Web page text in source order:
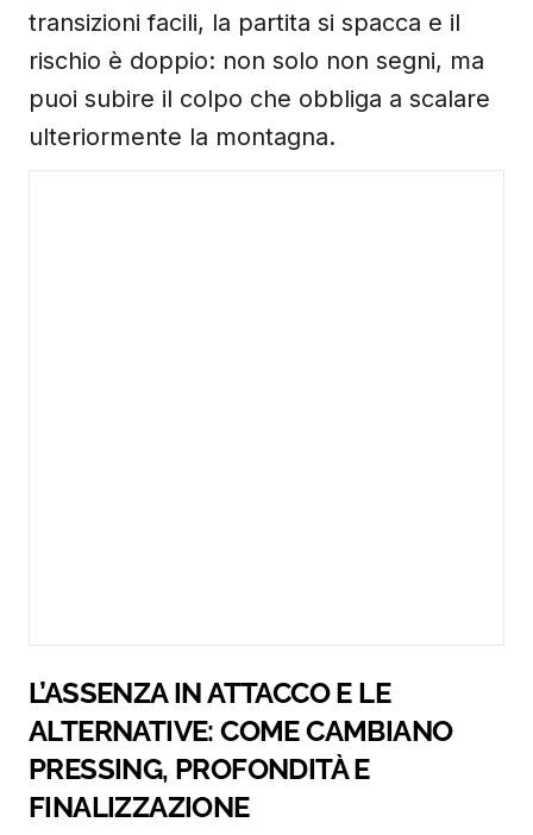
transizioni facili, la partita si spacca e il
rischio è doppio: non solo non segni, ma
puoi subire il colpo che obbliga a scalare
ulteriormente la montagna.
L’ASSENZA IN ATTACCO E LE
ALTERNATIVE: COME CAMBIANO
PRESSING, PROFONDITÀ E
FINALIZZAZIONE